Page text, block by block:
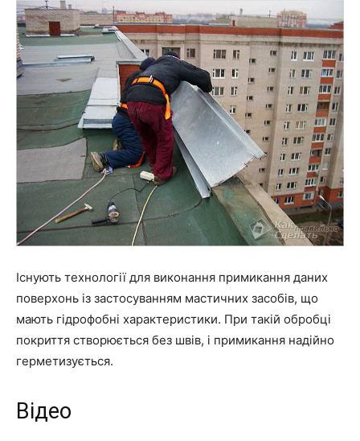
Існують технології для виконання примикання даних
поверхонь із застосуванням мастичних засобів, що
мають гідрофобні характеристики. При такій обробці
покриття створюється без швів, і примикання надійно
герметизується.
Відео